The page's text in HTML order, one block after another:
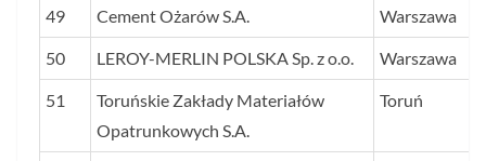
49 Cement Ożarów S.A. Warszawa
50 LEROY-MERLIN POLSKA Sp. z o.o. Warszawa
51
Toruńskie Zakłady Materiałów
Opatrunkowych S.A.
Toruń